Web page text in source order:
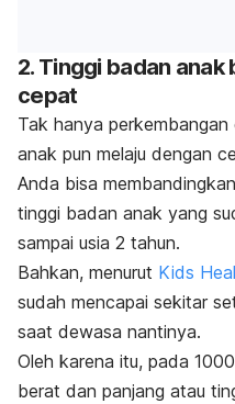
2. Tinggi badan
cepat
Tak hanya
anak pun melaju dengan
Anda bisa
tinggi badan anak yang
sampai usia 2 tahun.
Bahkan, menurut Kids
sudah mencapai sekitar
saat dewasa nantinya.
Oleh karena itu, pada
berat dan panjang atau